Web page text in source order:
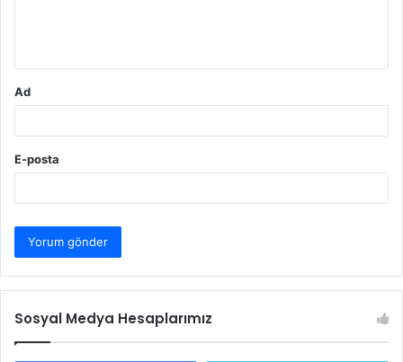
Ad
E-posta
Sosyal Medya Hesaplarımız